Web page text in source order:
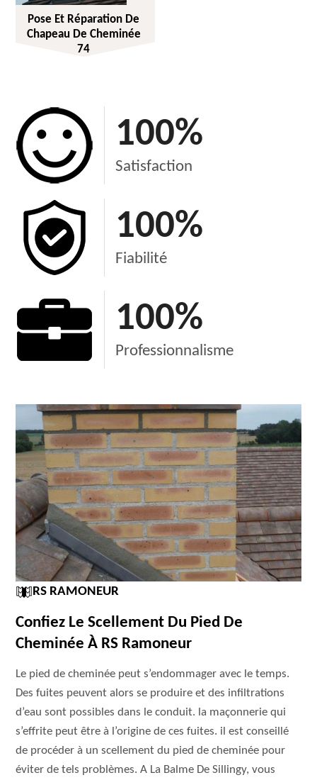
Pose Et Réparation De
Chapeau De Cheminée
74
100%
Satisfaction
100%
Fiabilité
100%
Professionnalisme
RS RAMONEUR
Confiez Le Scellement Du Pied De
Cheminée À RS Ramoneur
Le pied de cheminée peut s’endommager avec le temps.
Des fuites peuvent alors se produire et des infiltrations
d’eau sont possibles dans le conduit. la maçonnerie qui
s’effrite peut être à l’origine de ces fuites. il est conseillé
de procéder à un scellement du pied de cheminée pour
éviter de tels problèmes. A La Balme De Sillingy, vous